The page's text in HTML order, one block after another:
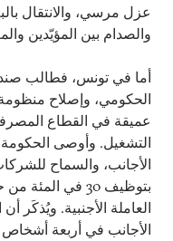
عزل مرسي، والانتقال
والصدام بين المؤيّدين
أما في تونس، فطالب
الحكومي، وإصلاح منظومة
عميقة في القطاع
التشغيل. وأوصى
الأجانب، والسماح
بتوظيف 30 في
العاملة الأجنبية. ويُذكَر
الأجانب في أربعة